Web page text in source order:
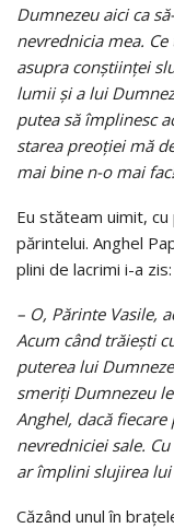
Dumnezeu aici ca
nevrednicia mea.
asupra conştiinţei
lumii şi a lui
putea să împlinesc
starea preoţiei mă
mai bine n-o mai
Eu stăteam uimit,
părintelui. Anghel
plini de lacrimi i-a zis:
– O, Părinte Vasile,
Acum când trăieşti
puterea lui
smeriţi Dumnezeu
Anghel, dacă
nevredniciei sale.
ar împlini slujirea lui
Căzând unul în